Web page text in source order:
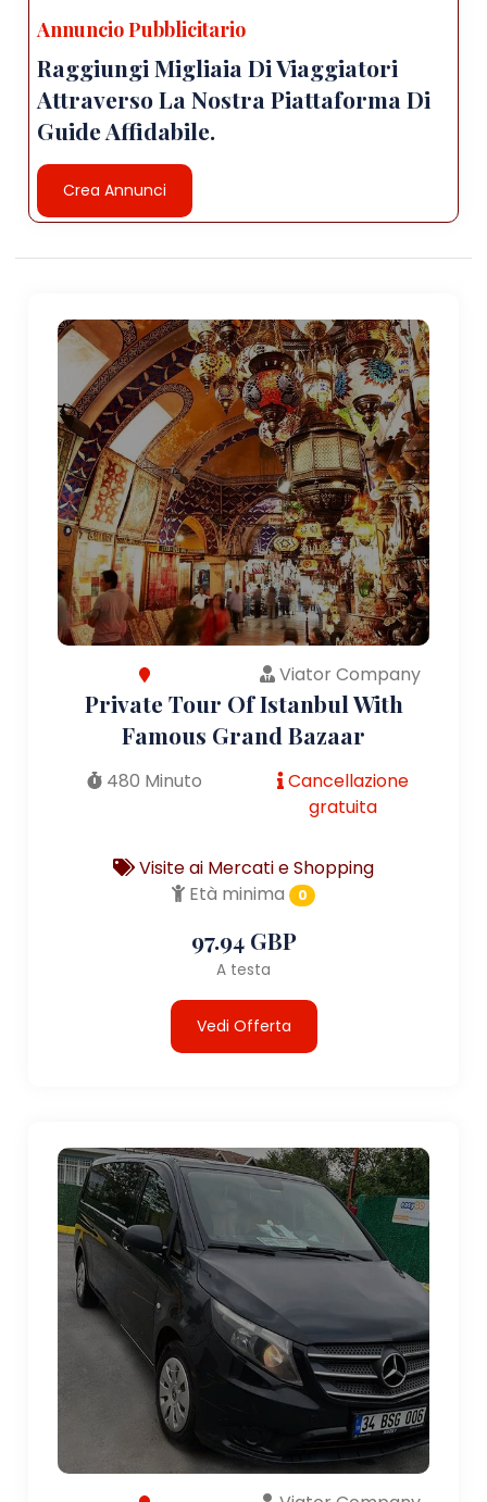
Annuncio Pubblicitario
Raggiungi Migliaia Di Viaggiatori
Attraverso La Nostra Piattaforma Di
Guide Affidabile.
Crea Annunci
Viator Company
Private Tour Of Istanbul With
Famous Grand Bazaar
480 Minuto
Cancellazione
gratuita
Visite ai Mercati e Shopping
Età minima
0
97.94 GBP
A testa
Vedi Offerta